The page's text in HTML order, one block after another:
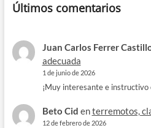
Últimos comentarios
Juan Carlos Ferrer
adecuada
1 de junio de 2026
¡Muy interesante e
Beto Cid enterremotos,
12 de febrero de 2026